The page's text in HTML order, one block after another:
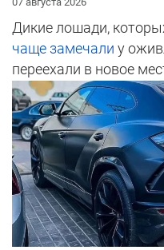
Дикие лошади,
чаще замечали у
переехали в новое